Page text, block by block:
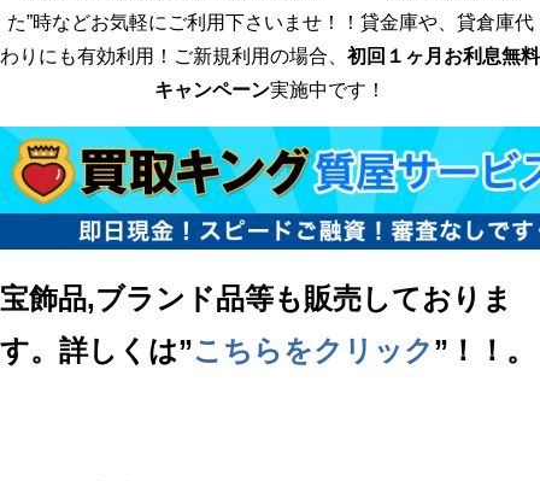
た”時などお気軽にご利用下さいませ！！貸金庫や、貸倉庫代
わりにも有効利用！ご新規利用の場合、 初回１ヶ月お利息無料
キャンペーン実施中です！
宝飾品,ブランド品等も販売しておりま
す。詳しくは”こちらをクリック”！！。